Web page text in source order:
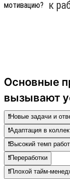
к
Основные
вызывают
❗️Новые задачи и
❗️Адаптация в
❗️Высокий темп
❗️Переработки
❗️Плохой тайм-